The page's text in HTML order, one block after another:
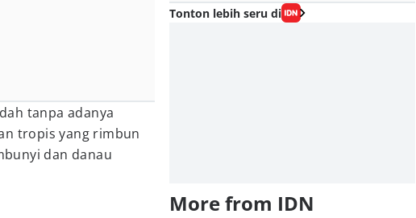
tanpa adanya
tropis yang rimbun
dan danau
Tonton lebih seru di
More from IDN